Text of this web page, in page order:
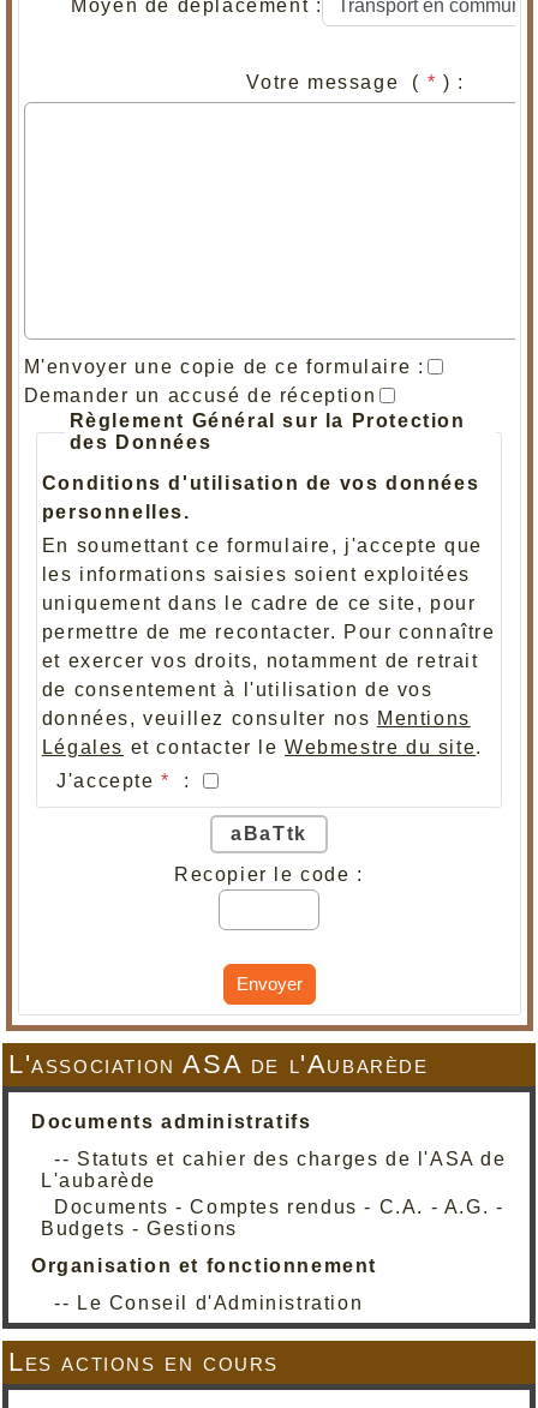
L'association ASA de l'Aubarède
Documents administratifs
-- Statuts et cahier des charges de l'ASA de
L'aubarède
Documents - Comptes rendus - C.A. - A.G. -
Budgets - Gestions
Organisation et fonctionnement
-- Le Conseil d'Administration
Les actions en cours
Moyen de déplacement :
Votre message ( * ) :
M'envoyer une copie de ce formulaire :
Demander un accusé de réception
Règlement Général sur la Protection
des Données
Conditions d'utilisation de vos données
personnelles.
En soumettant ce formulaire, j'accepte que
les informations saisies soient exploitées
uniquement dans le cadre de ce site, pour
permettre de me recontacter. Pour connaître
et exercer vos droits, notamment de retrait
de consentement à l'utilisation de vos
données, veuillez consulter nos Mentions
Légales et contacter leWebmestre du site.
J'accepte* :
aBaTtk
Recopier le code :
Envoyer